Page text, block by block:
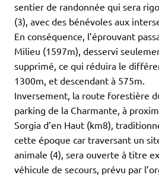
sentier de randonnée qui sera
(3), avec des bénévoles aux
En conséquence, l’éprouvant
Milieu (1597m), desservi
supprimé, ce qui réduira le
1300m, et descendant à 575m.
Inversement, la route forestière
parking de la Charmante, à
Sorgia d’en Haut (km8),
cette époque car traversant un
animale (4), sera ouverte à titre
véhicule de secours, prévu par